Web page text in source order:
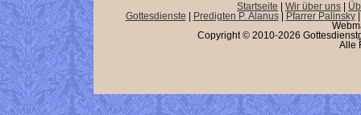
Startseite Wir über uns
Gottesdienste
Predigten P. Alanus| Pfarrer Palinsky
Copyright © 2010-2026
Alle